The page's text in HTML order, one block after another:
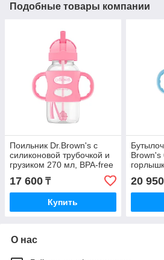
Подобные товары компании
Поильник Dr.Brown's с
силиконовой трубочкой и
грузиком 270 мл, BPA-free
17 600 ₸
Купить
Brown's
20 950
О нас